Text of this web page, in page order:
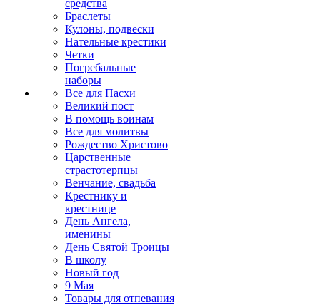
средства
Браслеты
Кулоны, подвески
Нательные крестики
Четки
Погребальные
наборы
Все для Пасхи
Великий пост
В помощь воинам
Все для молитвы
Рождество Христово
Царственные
страстотерпцы
Венчание, свадьба
Крестнику и
крестнице
День Ангела,
именины
День Святой Троицы
В школу
Новый год
9 Мая
Товары для отпевания